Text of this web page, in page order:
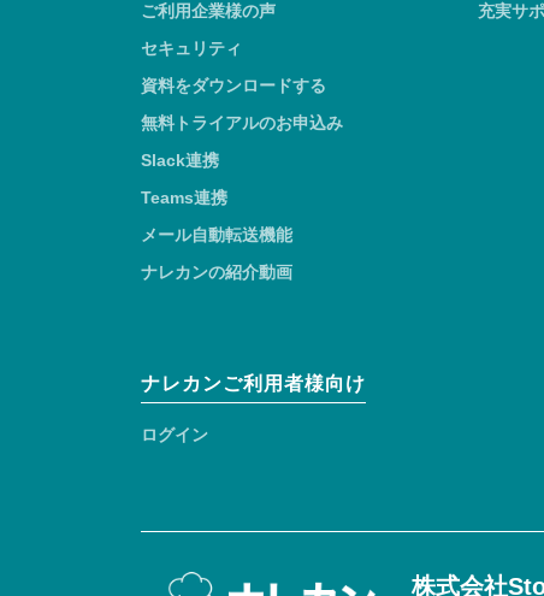
ご利用企業様の声
セキュリティ
資料をダウンロードする
無料トライアルのお申込み
Slack連携
Teams連携
メール自動転送機能
ナレカンの紹介動画
充実サ
ナレカンご利用者様向け
ログイン
株式会社